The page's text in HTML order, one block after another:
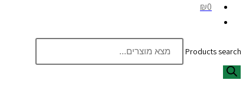
₪0
Products search